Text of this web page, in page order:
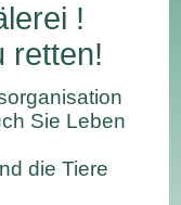
!
retten!
Sie Leben
die Tiere